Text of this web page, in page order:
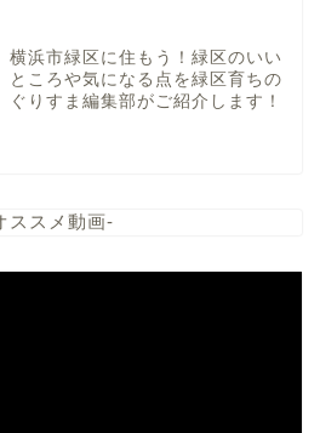
横浜市緑区に住もう！緑区のいい
ところや気になる点を緑区育ちの
ぐりすま編集部がご紹介します！
ススメ動画-